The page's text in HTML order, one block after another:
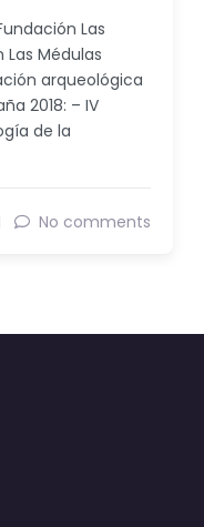
Las
Médulas
arqueológica
2018: – IV
de la
No comments